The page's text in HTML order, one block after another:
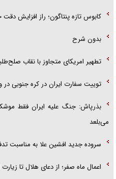
کابوس تازه پنتاگون؛ راز افزایش
بدون شرح
تطهیر امریکای متجاوز با نقاب
توییت سفارت ایران در کره جنوبی در
بذرپاش: ‏جنگ علیه ایران فقط
می‌بلعد
سروده جدید افشین علا به مناسبت
اعمال ماه صفر؛ از دعای هلال تا زیارت